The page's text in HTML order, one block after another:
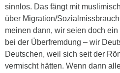
sinnlos. Das fängt mit
über Migration/
meinen dann, wir seien doch ein
bei der Überfremdung – wir
Deutschen, weil sich seit der
vermischt hätten. Wenn dann